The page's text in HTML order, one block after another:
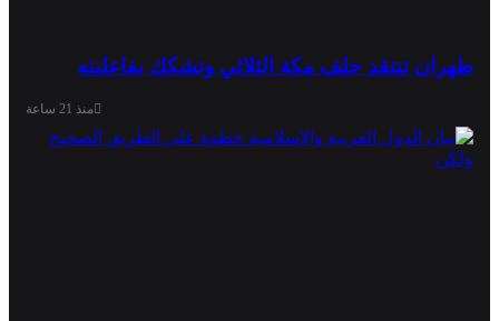
طهران تنتقد حلف مكة الثلاثي وتشكك بفاعليته
منذ 21 ساعة